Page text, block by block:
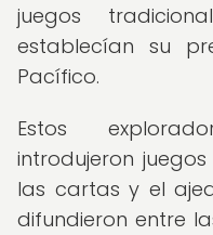
juegos
establecían su
Pacífico.
Estos
introdujeron
las cartas y el
difundieron entre